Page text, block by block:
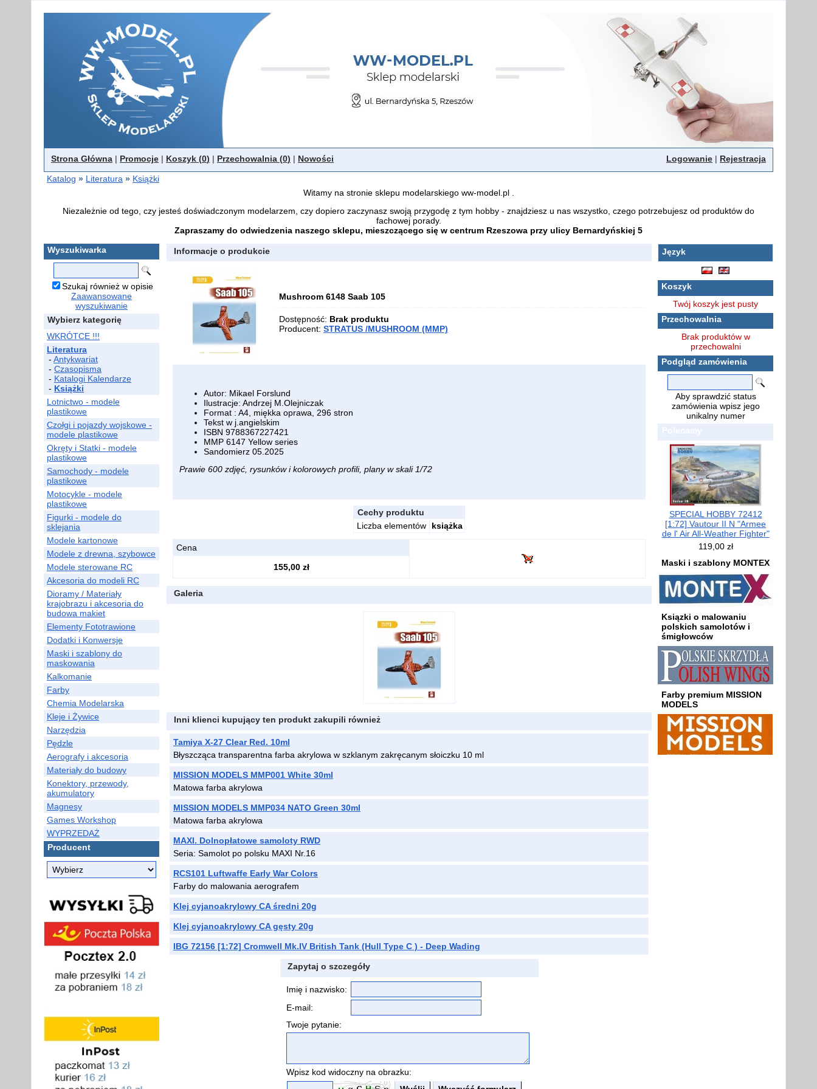
Strona Główna | Promocje | Koszyk (0) | Przechowalnia (0) | Nowości Logowanie | Rejestracja
Katalog » Literatura » Książki
Witamy na stronie sklepu modelarskiego ww-model.pl .
Niezależnie od tego, czy jesteś doświadczonym modelarzem, czy dopiero zaczynasz swoją przygodę z tym hobby - znajdziesz u nas wszystko, czego potrzebujesz od produktów do
fachowej porady.
Zapraszamy do odwiedzenia naszego sklepu, mieszczącego się w centrum Rzeszowa przy ulicy Bernardyńskiej 5
Wyszukiwarka
Szukaj również w opisie
Zaawansowane
wyszukiwanie
Wybierz kategorię
WKRÓTCE !!!
Literatura
- Antykwariat
- Czasopisma
- Katalogi Kalendarze
- Książki
Lotnictwo - modele
plastikowe
Czołgi i pojazdy wojskowe -
modele plastikowe
Okręty i Statki - modele
plastikowe
Samochody - modele
plastikowe
Motocykle - modele
plastikowe
Figurki - modele do
sklejania
Modele kartonowe
Modele z drewna, szybowce
Modele sterowane RC
Akcesoria do modeli RC
Dioramy / Materiały
krajobrazu i akcesoria do
budowa makiet
Elementy Fototrawione
Dodatki i Konwersje
Maski i szablony do
maskowania
Kalkomanie
Farby
Chemia Modelarska
Kleje i Żywice
Narzędzia
Pędzle
Aerografy i akcesoria
Materiały do budowy
Konektory, przewody,
akumulatory
Magnesy
Games Workshop
WYPRZEDAŻ
Producent
Informacje o produkcie
Mushroom 6148 Saab 105
Dostępność: Brak produktu
Producent: STRATUS /MUSHROOM (MMP)
Autor: Mikael Forslund
Ilustracje: Andrzej M.Olejniczak
Format : A4, miękka oprawa, 296 stron
Tekst w j.angielskim
ISBN 9788367227421
MMP 6147 Yellow series
Sandomierz 05.2025
Prawie 600 zdjęć, rysunków i kolorowych profili, plany w skali 1/72
Cechy produktu
Liczba elementów
książka
Cena
155,00 zł
Galeria
Inni klienci kupujący ten produkt zakupili również
Tamiya X-27 Clear Red. 10ml
Błyszcząca transparentna farba akrylowa w szklanym zakręcanym słoiczku 10 ml
MISSION MODELS MMP001 White 30ml
Matowa farba akrylowa
MISSION MODELS MMP034 NATO Green 30ml
Matowa farba akrylowa
MAXI. Dolnopłatowe samoloty RWD
Seria: Samolot po polsku MAXI Nr.16
RCS101 Luftwaffe Early War Colors
Farby do malowania aerografem
Klej cyjanoakrylowy CA średni 20g
Klej cyjanoakrylowy CA gęsty 20g
IBG 72156 [1:72] Cromwell Mk.IV British Tank (Hull Type C ) - Deep Wading
Zapytaj o szczegóły
Imię i nazwisko:
E-mail:
Twoje pytanie:
Wpisz kod widoczny na obrazku:
Język
Koszyk
Twój koszyk jest pusty
Przechowalnia
Brak produktów w
przechowalni
Podgląd zamówienia
Aby sprawdzić status
zamówienia wpisz jego
unikalny numer
SPECIAL HOBBY 72412
[1:72] Vautour II N "Armee
de l' Air All-Weather Fighter"
119,00 zł
Maski i szablony MONTEX
Ksiązki o malowaniu
polskich samolotów i
śmigłowców
Farby premium MISSION
MODELS